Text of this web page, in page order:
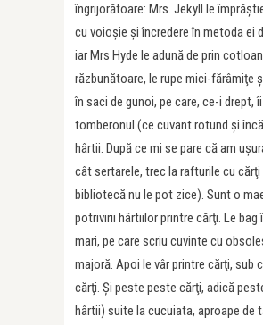
îngrijorătoare: Mrs. Jekyll le
cu voioşie şi încredere în metoda ei
iar Mrs Hyde le adună de prin
răzbunătoare, le rupe mici-fărâmiţe
în saci de gunoi, pe care, ce-i drept,
tomberonul (ce cuvant rotund şi
hârtii. După ce mi se pare că am
cât sertarele, trec la rafturile cu cărţi
bibliotecă nu le pot zice). Sunt o
potrivirii hârtiilor printre cărţi. Le bag
mari, pe care scriu cuvinte cu
majoră. Apoi le vâr printre cărţi, sub
cărţi. Şi peste peste cărţi, adică
hârtii) suite la cucuiata, aproape de